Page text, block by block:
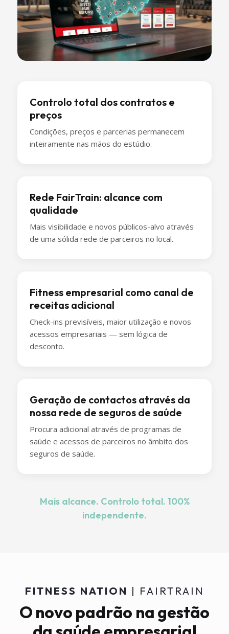
Controlo total dos contratos e
preços
Condições, preços e parcerias permanecem
inteiramente nas mãos do estúdio.
Rede FairTrain: alcance com
qualidade
Mais visibilidade e novos públicos-alvo através
de uma sólida rede de parceiros no local.
Fitness empresarial como canal de
receitas adicional
Check-ins previsíveis, maior utilização e novos
acessos empresariais — sem lógica de
desconto.
Geração de contactos através da
nossa rede de seguros de saúde
Procura adicional através de programas de
saúde e acessos de parceiros no âmbito dos
seguros de saúde.
Mais alcance. Controlo total. 100%
independente.
FITNESS NATION | FAIRTRAIN
O novo padrão na gestão